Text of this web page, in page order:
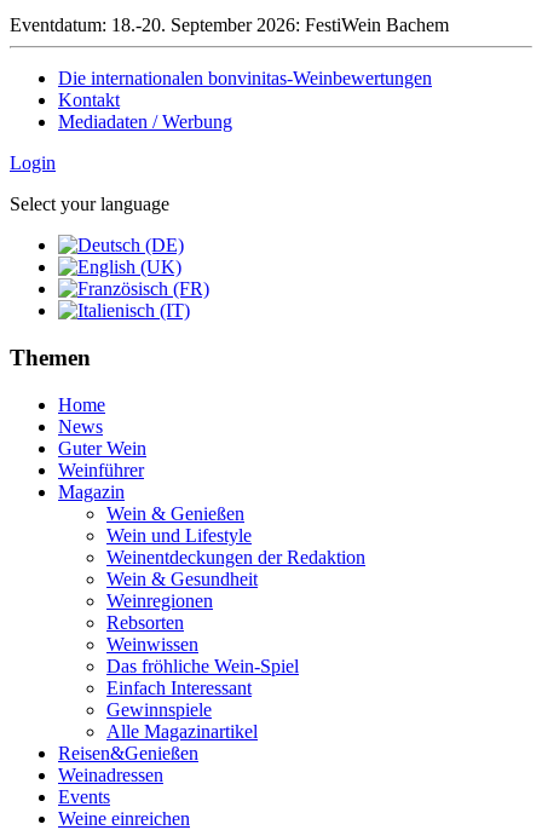
Eventdatum: 18.-20. September 2026: FestiWein Bachem
Die internationalen bonvinitas-Weinbewertungen
Kontakt
Mediadaten / Werbung
Login
Select your language
Themen
Home
News
Guter Wein
Weinführer
Magazin
Wein & Genießen
Wein und Lifestyle
Weinentdeckungen der Redaktion
Wein & Gesundheit
Weinregionen
Rebsorten
Weinwissen
Das fröhliche Wein-Spiel
Einfach Interessant
Gewinnspiele
Alle Magazinartikel
Reisen&Genießen
Weinadressen
Events
Weine einreichen